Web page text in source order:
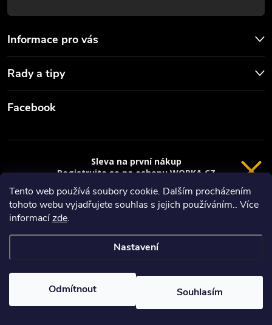
Tento web používá soubory cookie. Dalším procházením
tohoto webu vyjadřujete souhlas s jejich používáním.. Více
informacízde.
Nastavení
Odmítnout Souhlasím
s
u
Informace pro vás
Rady a tipy
Facebook
Vytvořil Shoptet
Copyright 2026
VRÁCENÍ 14 DNÍ
Sleva na první nákup
Registrujte se na eshopu WORKA.CZ
sleva 100 Kč* na nákup je Vaše.
Registrace
Privacy policy